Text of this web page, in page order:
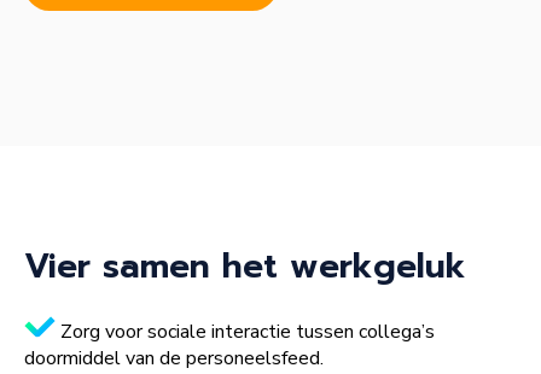
Vier samen het werkgeluk
Zorg voor sociale interactie tussen collega’s
doormiddel van de personeelsfeed.